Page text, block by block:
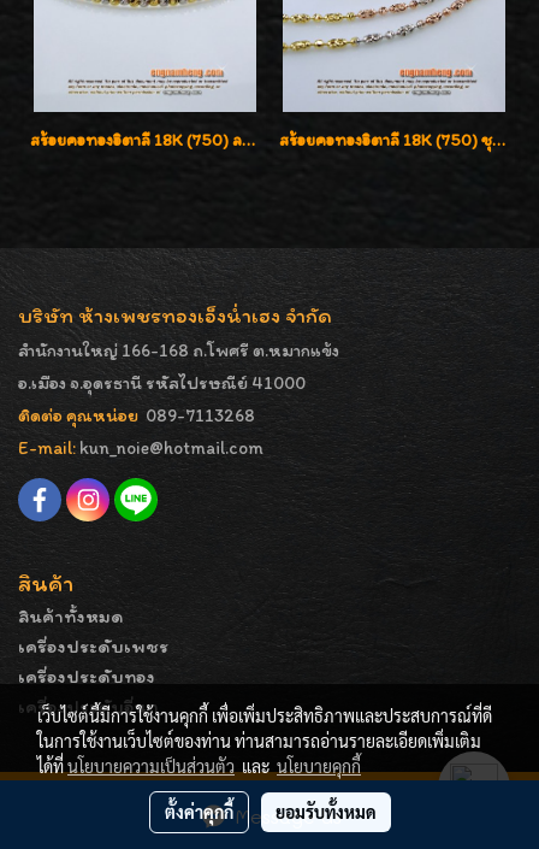
Message Us
สร้อยคอทองอิตาลี 18K (750) ลายสวยตัดเหลี่ยมคมชัด ใส่สวยน่ารักค่ะ สร้อยคอทองอิตาลี 18K (750) ชุบ 3 สี แกะลายสวยรุ่นใหม่ ลายละเอียดเงาวิบวับค่ะ
บริษัท ห้างเพชรทองเอ็งน่ำเฮง จำกัด
สำนักงานใหญ่ 166-168 ถ.โพศรี ต.หมากแข้ง
อ.เมือง จ.อุดรธานี รหัสไปรษณีย์ 41000
ติดต่อ คุณหน่อย 089-7113268
E-mail: kun_noie@hotmail.com
สินค้า
สินค้าทั้งหมด
เครื่องประดับเพชร
เครื่องประดับทอง
เครื่องประดับอื่นๆ
COPYRIGHT - ENGNAMHENG | รูปภาพมีลิขสิทธิ์ ห้ามมิให้
ทำการคัดลอกหรือนำไปเผยแพร่ก่อนได้รับอนุญาต
เว็บไซต์นี้มีการใช้งานคุกกี้ เพื่อเพิ่มประสิทธิภาพและประสบการณ์ที่ดี
ในการใช้งานเว็บไซต์ของท่าน ท่านสามารถอ่านรายละเอียดเพิ่มเติม
ได้ที่นโยบายความเป็นส่วนตัว และ นโยบายคุกกี้
ตั้งค่าคุกกี้ ยอมรับทั้งหมด